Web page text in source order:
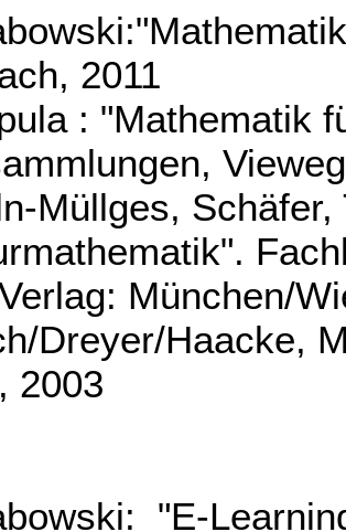
2011
: "Mathematik
Müllges,
München/
Dreyer/Haacke,
2003
"E-